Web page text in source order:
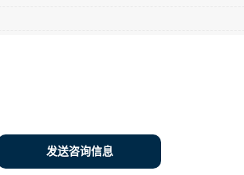
发送咨询信息